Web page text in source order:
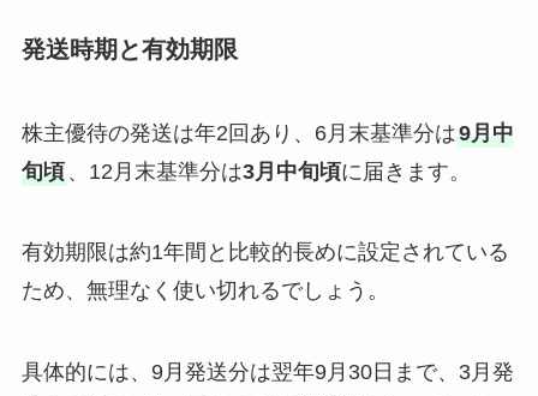
発送時期と有効期限
株主優待の発送は年2回あり、6月末基準分は9月中
旬頃、12月末基準分は3月中旬頃に届きます。
有効期限は約1年間と比較的長めに設定されている
ため、無理なく使い切れるでしょう。
具体的には、9月発送分は翌年9月30日まで、3月発